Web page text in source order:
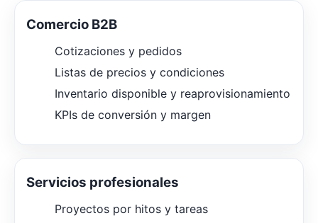
Comercio B2B
Cotizaciones y pedidos
Listas de precios y condiciones
Inventario disponible y reaprovisionamiento
KPIs de conversión y margen
Servicios profesionales
Proyectos por hitos y tareas